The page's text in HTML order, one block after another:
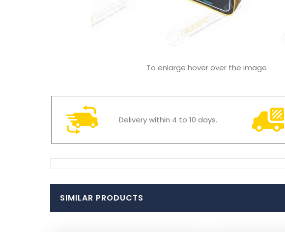
To enlarge hover over the image
Delivery within 4 to 10 days.
SIMILAR PRODUCTS